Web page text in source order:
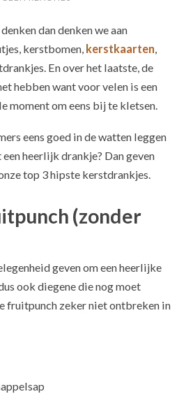
dan denken we aan
kerstbomen, kerstkaarten,
En over het laatste, de
hebben want voor velen is een
moment om eens bij te kletsen.
eens goed in de watten leggen
een heerlijk drankje? Dan geven
top 3 hipste kerstdrankjes.
(zonder
geven om een heerlijke
ook diegene die nog moet
fruitpunch zeker niet ontbreken in